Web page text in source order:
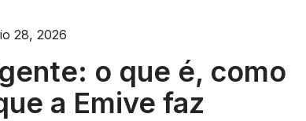
28, 2026
o que é, como
a Emive faz